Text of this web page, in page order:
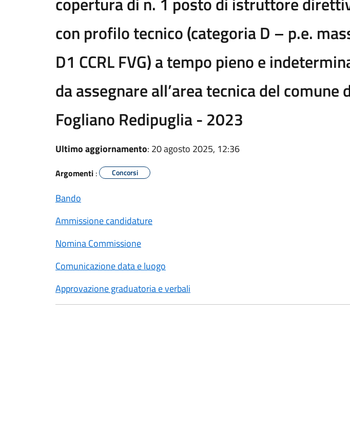
con profilo tecnico (categoria D – p.e.
D1 CCRL FVG) a tempo pieno e
da assegnare all’area tecnica del comune
Fogliano Redipuglia - 2023
Ultimo aggiornamento: 20 agosto 2025, 12:36
Argomenti : Concorsi
Bando
Ammissione candidature
Nomina Commissione
Comunicazione data e luogo
Approvazione graduatoria e verbali